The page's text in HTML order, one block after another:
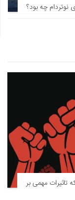
نوتردام چه بود؟
تاثیرات مهمی بر